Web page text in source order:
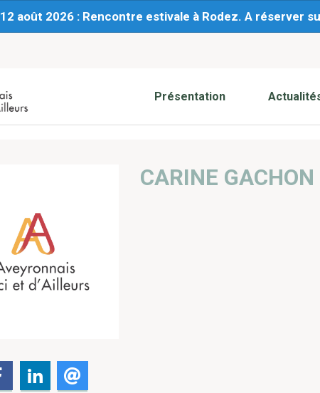
12 août 2026 : Rencontre estivale à Rodez. A réserver
Présentation
CARINE GACHON